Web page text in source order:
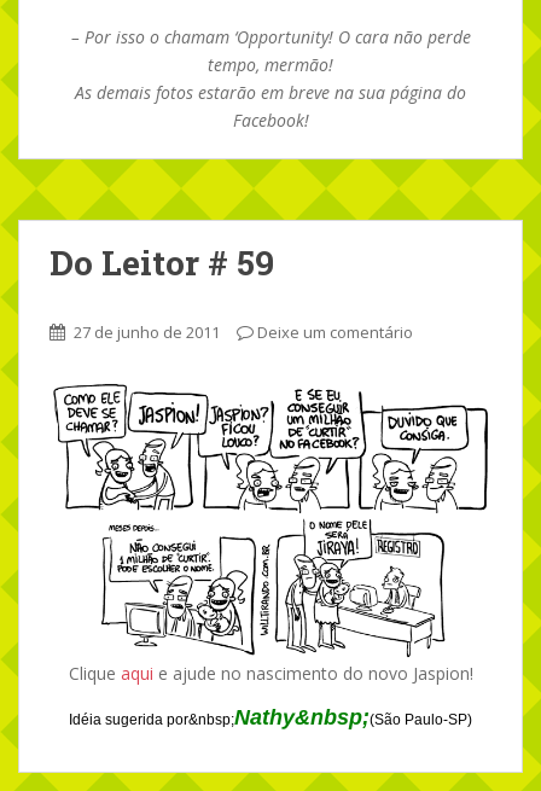
– Por isso o chamam ‘Opportunity! O cara não perde
tempo, mermão!
As demais fotos estarão em breve na sua página do
Facebook!
Do Leitor # 59
27 de junho de 2011 Deixe um comentário
Clique aqui e ajude no nascimento do novo Jaspion!
Idéia sugerida por&nbsp;Nathy&nbsp;(São Paulo-SP)